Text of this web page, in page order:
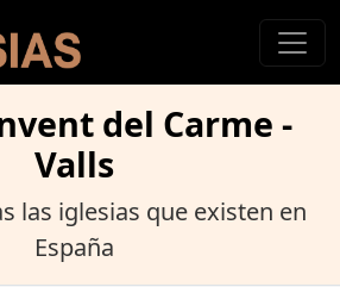
del Carme -
Valls
las iglesias que existen en
España